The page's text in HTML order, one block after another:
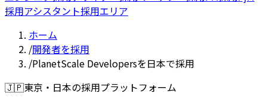
採用アシスタント採用エリア
ホーム
/開発者を採用
/PlanetScale Developersを日本で採用
🇯🇵東京・日本の採用プラットフォーム